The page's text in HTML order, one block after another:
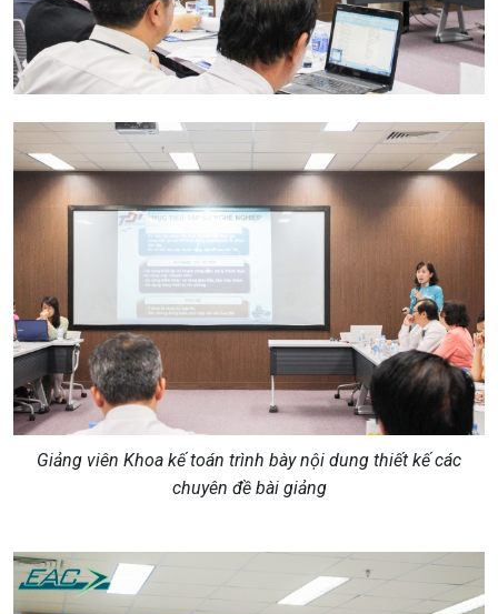
Giảng viên Khoa kế toán trình bày nội dung thiết kế các
chuyên đề bài giảng